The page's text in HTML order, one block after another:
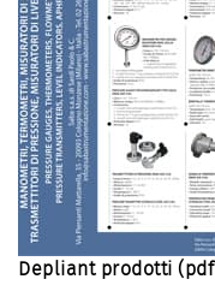
Depliant prodotti